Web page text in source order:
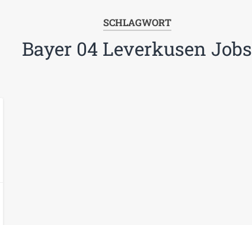
SCHLAGWORT
Bayer 04 Leverkusen Jobs